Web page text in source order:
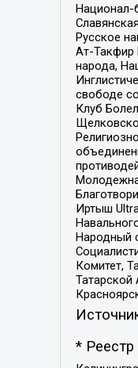
Национал-
Русское
Ат-Такфир
народа,
свободе
Клуб
Иртыш
Народный
Комитет,
Татарской
* Реестр